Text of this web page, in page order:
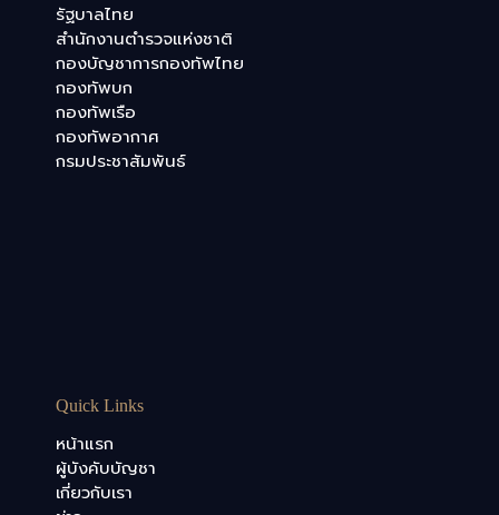
รัฐบาลไทย
สำนักงานตำรวจแห่งชาติ
กองบัญชาการกองทัพไทย
กองทัพบก
กองทัพเรือ
กองทัพอากาศ
กรมประชาสัมพันธ์
Quick Links
หน้าแรก
ผู้บังคับบัญชา
เกี่ยวกับเรา